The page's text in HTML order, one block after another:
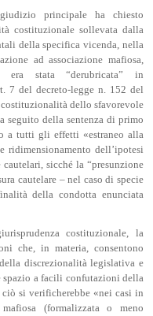
principale ha chiesto
costituzionale sollevata dalla
della specifica vicenda, nella
ad associazione mafiosa,
era stata “derubricata” in
7 del decreto-legge n. 152 del
dello sfavorevole
seguito della sentenza di primo
a tutti gli effetti «estraneo alla
ridimensionamento dell’ipotesi
sicché la “presunzione
cautelare – nel caso di specie
della condotta enunciata
costituzionale, la
che, in materia, consentono
discrezionalità legislativa e
spazio a facili confutazioni della
si verificherebbe «nei casi in
(formalizzata o meno